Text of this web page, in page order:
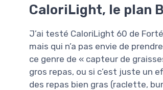
CaloriLight, le plan
J’ai testé CaloriLight 60 de
mais qui n’a pas envie de
ce genre de « capteur de
gros repas, ou si c’est juste un
des repas bien gras (raclette,